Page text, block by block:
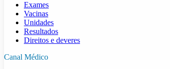
Exames
Vacinas
Unidades
Resultados
Direitos e deveres
Canal Médico